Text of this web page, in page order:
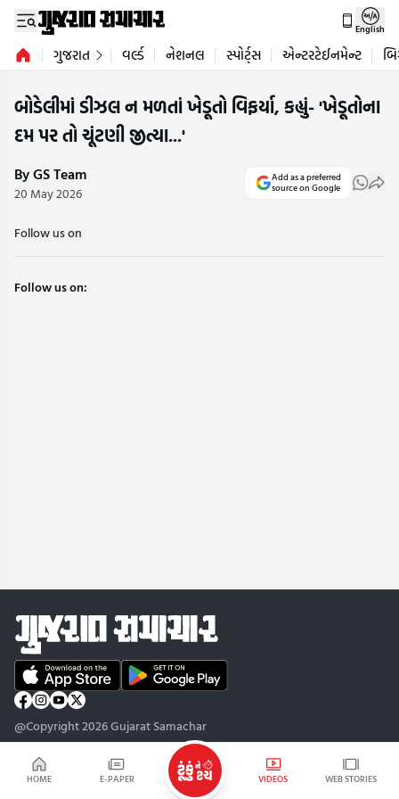
HOME E-PAPER VIDEOS WEB STORIES
English
ગુજરાત વર્લ્ડ નેશનલ સ્પોર્ટ્સ એન્ટરટેઈનમેન્ટ
બોડેલીમાં ડીઝલ ન મળતાં ખેડૂતો વિફર્યા, કહ્યું- 'ખેડૂતોના
દમ પર તો ચૂંટણી જીત્યા...'
By GS Team
20 May 2026
Add as a preferred
source on Google
Follow us on
Follow us on:
@Copyright 2026 Gujarat Samachar